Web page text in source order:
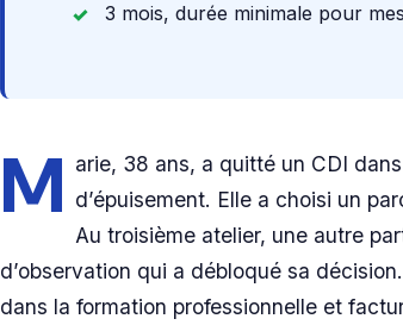
3 mois, durée minimale pour
M arie, 38 ans, a quitté un CDI
d’épuisement. Elle a choisi un
Au troisième atelier, une autre
d’observation qui a débloqué sa
dans la formation professionnelle et